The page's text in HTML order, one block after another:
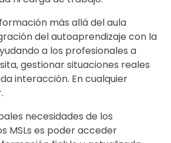
más allá del aula
del autoaprendizaje con la
a los profesionales a
gestionar situaciones reales
interacción. En cualquier
necesidades de los
MSLs es poder acceder